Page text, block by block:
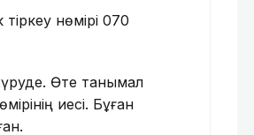
нөмірі 070
Өте танымал
иесі. Бұған